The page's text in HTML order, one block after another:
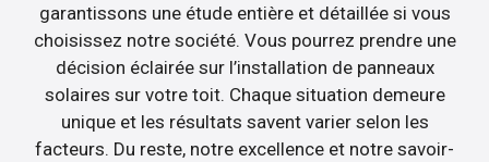
garantissons une étude entière et détaillée si vous
choisissez notre société. Vous pourrez prendre une
décision éclairée sur l’installation de panneaux
solaires sur votre toit. Chaque situation demeure
unique et les résultats savent varier selon les
facteurs. Du reste, notre excellence et notre savoir-